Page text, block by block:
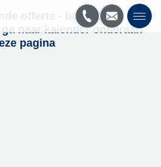
offerte - boeking of
naar kalender onderaan
pagina